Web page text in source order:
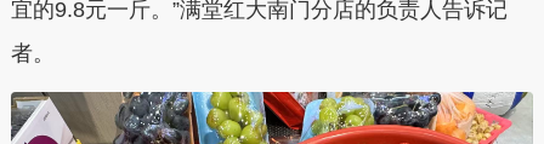
宜的9.8元一斤。”满堂红大南门分店的负责人告诉记
者。